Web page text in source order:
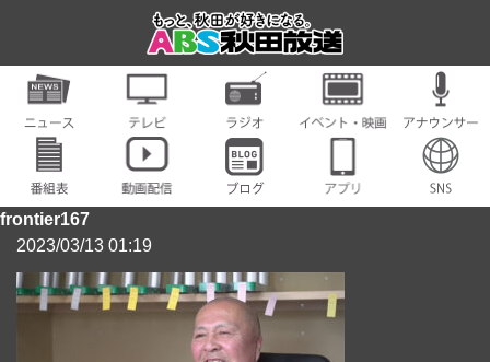
frontier167
2023/03/13 01:19